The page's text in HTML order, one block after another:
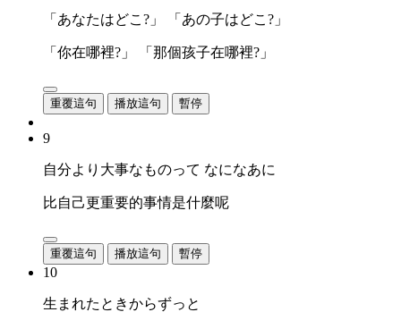
「あなたはどこ?」 「あの子はどこ?」
「你在哪裡?」 「那個孩子在哪裡?」
重覆這句 播放這句 暫停
9
自分より大事なものって なになあに
比自己更重要的事情是什麼呢
重覆這句 播放這句 暫停
10
生まれたときからずっと